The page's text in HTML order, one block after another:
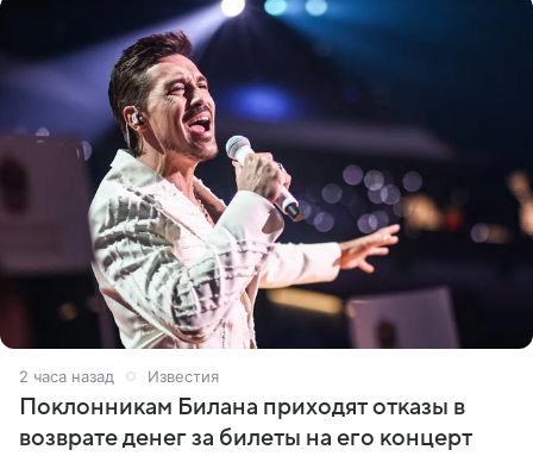
2 часа назад Известия
Поклонникам Билана приходят отказы в
возврате денег за билеты на его концерт